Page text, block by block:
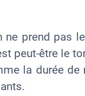
ne prend pas
peut-être le
la durée de